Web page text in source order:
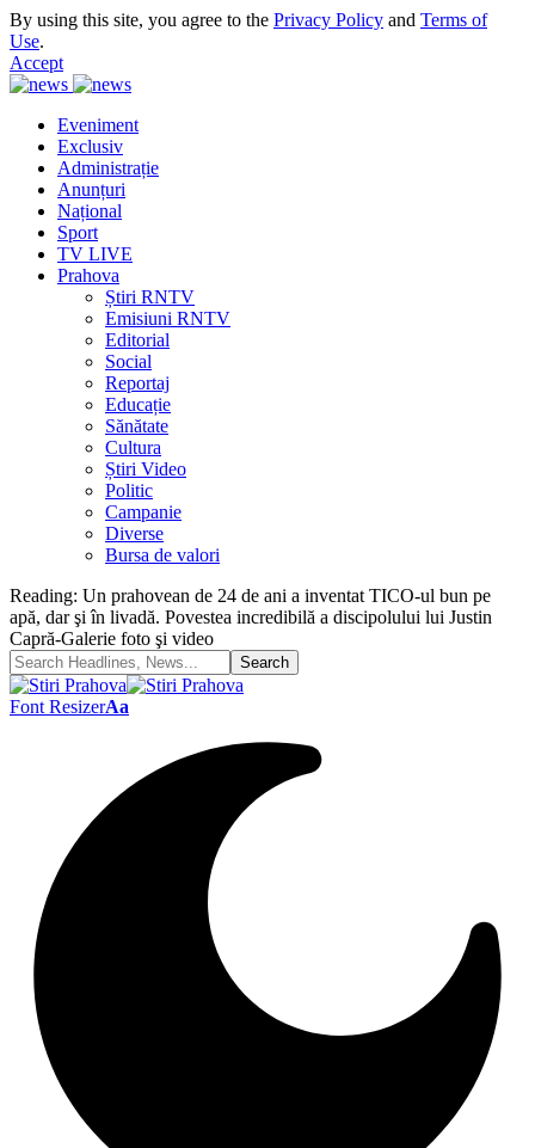
By using this site, you agree to the Privacy Policy and Terms of
Use.
Accept
Eveniment
Exclusiv
Administrație
Anunțuri
Național
Sport
TV LIVE
Prahova
Știri RNTV
Emisiuni RNTV
Editorial
Social
Reportaj
Educație
Sănătate
Cultura
Știri Video
Politic
Campanie
Diverse
Bursa de valori
Reading: Un prahovean de 24 de ani a inventat TICO-ul bun pe
apă, dar şi în livadă. Povestea incredibilă a discipolului lui Justin
Capră-Galerie foto şi video
Font ResizerAa